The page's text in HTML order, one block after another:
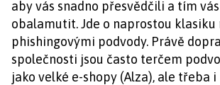
aby vás snadno přesvědčili a tím
obalamutit. Jde o naprostou klasiku
phishingovými podvody. Právě
společnosti jsou často terčem
jako velké e-shopy (Alza), ale třeba